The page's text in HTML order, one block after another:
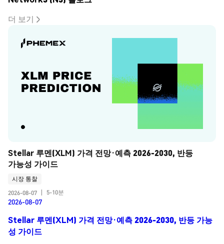
더 보기
Stellar 루멘(XLM) 가격 전망·예측 2026-2030, 반등
가능성 가이드
시장 통찰
2026-08-07
5-10분
2026-08-07
Stellar 루멘(XLM) 가격 전망·예측 2026-2030, 반등 가능
성 가이드